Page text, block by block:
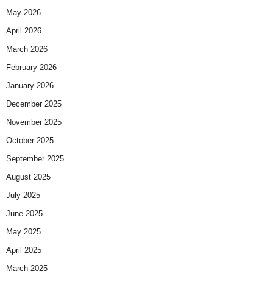
May 2026
April 2026
March 2026
February 2026
January 2026
December 2025
November 2025
October 2025
September 2025
August 2025
July 2025
June 2025
May 2025
April 2025
March 2025